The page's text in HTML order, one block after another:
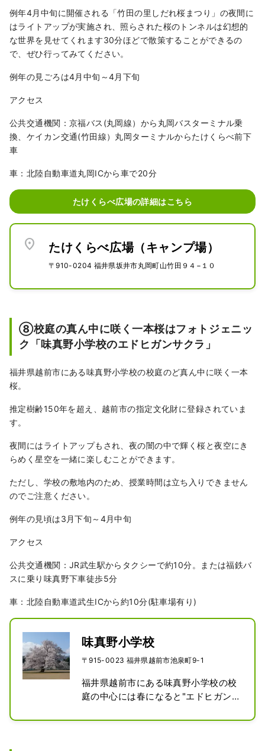
れています。
また、園内には400本のソメイヨシノ
が植えられ、日本のさくら名所100選
岡城桜まつりが行われます。
の甥の勝豊が丸岡城を築き、城下町を
整備したのが都市的起源とされていま
城主は柴田勝豊の後、安井家清・青山
宗勝・青山忠元を経て慶長18年(1613
年)に、本多成重に代わりましたが、
本多氏は4代で改易。元禄8年(1695
で入城し、幕末に至るまで8代続きま
例年4月中旬に開催される「竹田の里しだれ桜まつり」の夜間に
はライトアップが実施され、照らされた桜のトンネルは幻想的
な世界を見せてくれます30分ほどで散策することができるの
で、ぜひ行ってみてください。
例年の見ごろは4月中旬～4月下旬
アクセス
公共交通機関：京福バス(丸岡線）から丸岡バスターミナル乗
換、ケイカン交通(竹田線）丸岡ターミナルからたけくらべ前下
車
車：北陸自動車道丸岡ICから車で20分
たけくらべ広場の詳細はこちら
location_on たけくらべ広場（キャンプ場）
〒910-0204 福井県坂井市丸岡町山竹田９４−１０
⑧校庭の真ん中に咲く一本桜はフォトジェニッ
ク「味真野小学校のエドヒガンサクラ」
福井県越前市にある味真野小学校の校庭のど真ん中に咲く一本
桜。
推定樹齢150年を超え、越前市の指定文化財に登録されていま
す。
夜間にはライトアップもされ、夜の闇の中で輝く桜と夜空にき
らめく星空を一緒に楽しむことができます。
ただし、学校の敷地内のため、授業時間は立ち入りできません
のでご注意ください。
例年の見頃は3月下旬～4月中旬
アクセス
公共交通機関：JR武生駅からタクシーで約10分。または福鉄バ
スに乗り味真野下車徒歩5分
車：北陸自動車道武生ICから約10分(駐車場有り)
味真野小学校
〒915-0023 福井県越前市池泉町9-1
福井県越前市にある味真野小学校の校
庭の中心には春になると"エドヒガン
ります。この桜は、推定樹齢150年を